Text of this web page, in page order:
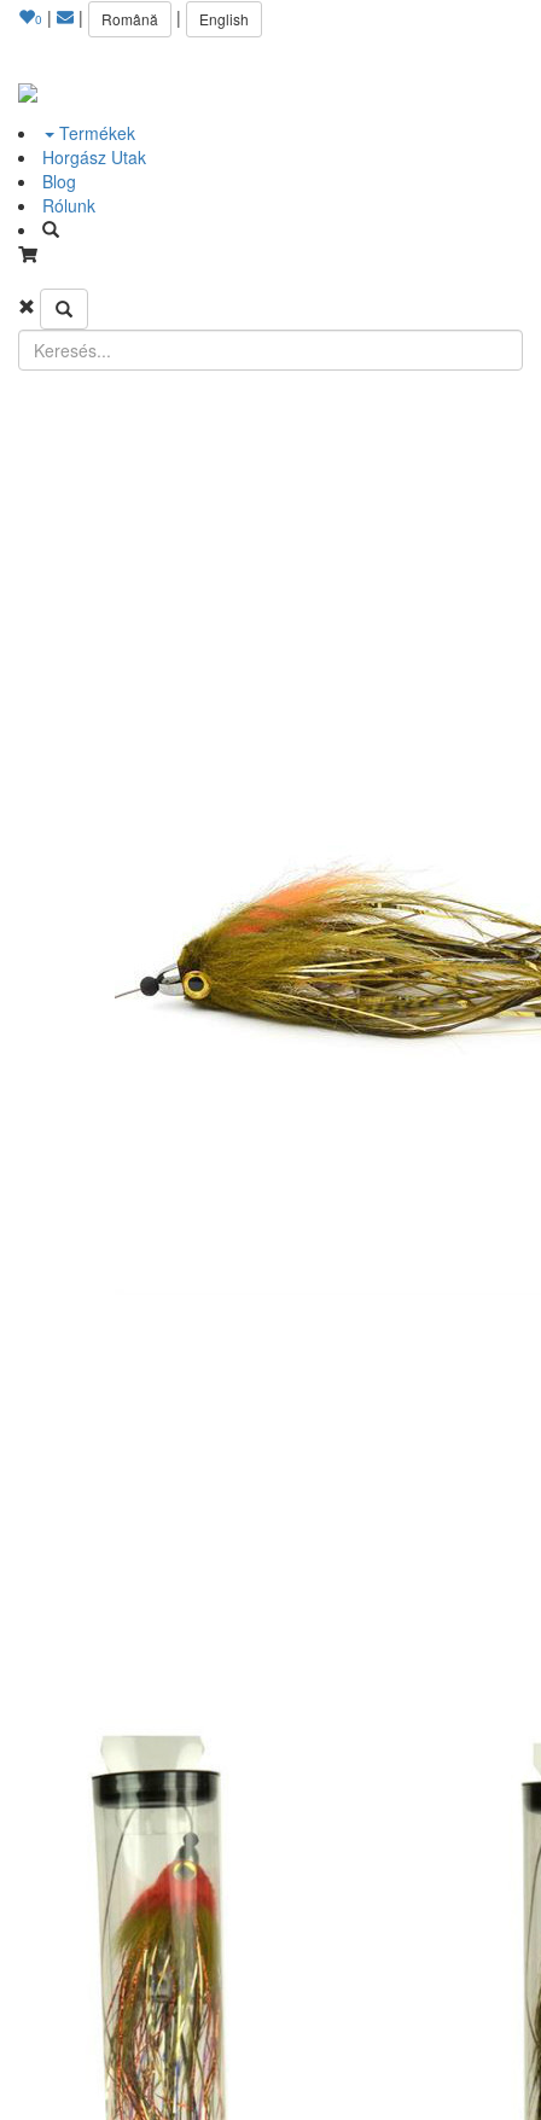
0 | | Română | English
Termékek
Horgász Utak
Blog
Rólunk